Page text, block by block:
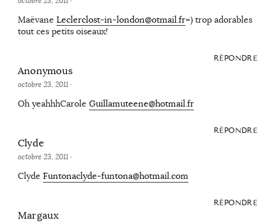
Maëvane Leclerclost-in-london@otmail.fr=) trop adorables
tout ces petits oiseaux!
RÉPONDRE
Anonymous
octobre 23, 2011·
Oh yeahhhCarole Guillamuteene@hotmail.fr
RÉPONDRE
Clyde
octobre 23, 2011·
Clyde Funtonaclyde-funtona@hotmail.com
RÉPONDRE
Margaux